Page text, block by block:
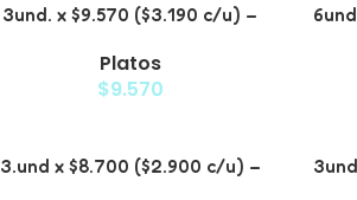
3und. x $9.570 ($3.190 c/u) –
Platos
$9.570
3.und x $8.700 ($2.900 c/u) –